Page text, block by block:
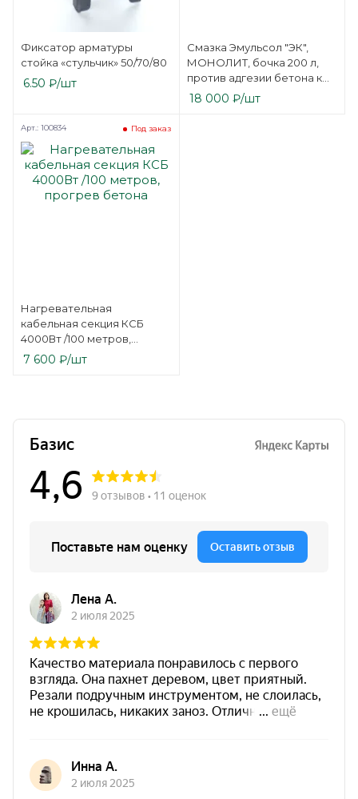
Фиксатор арматуры
стойка «стульчик» 50/70/80
6.50 ₽/шт
Смазка Эмульсол "ЭК",
МОНОЛИТ, бочка 200 л,
против адгезии бетона к
опалубке
18 000 ₽/шт
Нагревательная
кабельная секция КСБ
4000Вт /100 метров,
прогрев бетона
Под заказ
Арт.: 100834
7 600 ₽/шт